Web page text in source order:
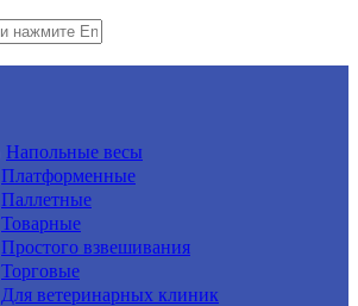
Напольные весы
Платформенные
Паллетные
Товарные
Простого взвешивания
Торговые
Для ветеринарных клиник